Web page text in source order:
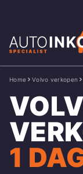
Home Volvo verkopen
1